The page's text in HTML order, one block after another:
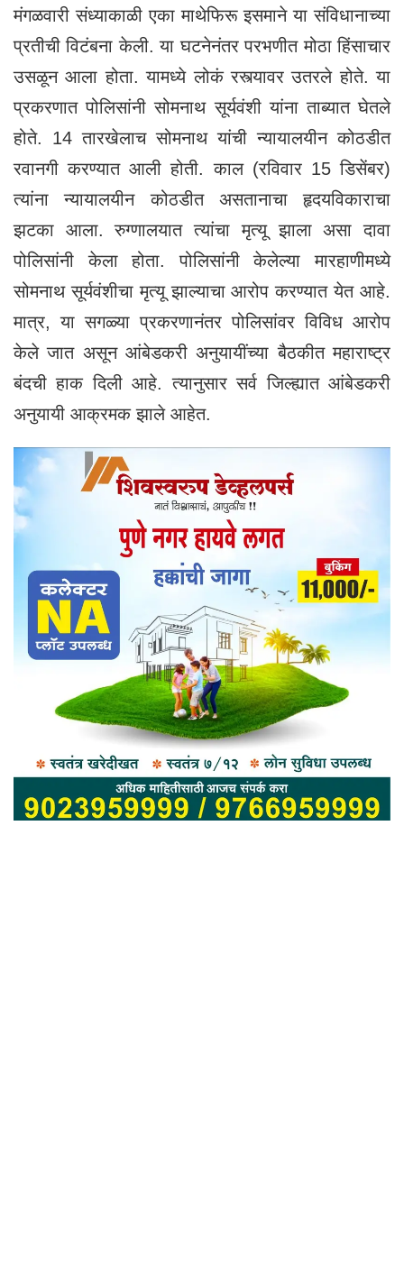
मंगळवारी संध्याकाळी एका माथेफिरू इसमाने या संविधानाच्या
प्रतीची विटंबना केली. या घटनेनंतर परभणीत मोठा हिंसाचार
उसळून आला होता. यामध्ये लोकं रस्त्यावर उतरले होते. या
प्रकरणात पोलिसांनी सोमनाथ सूर्यवंशी यांना ताब्यात घेतले
होते. 14 तारखेलाच सोमनाथ यांची न्यायालयीन कोठडीत
रवानगी करण्यात आली होती. काल (रविवार 15 डिसेंबर)
त्यांना न्यायालयीन कोठडीत असतानाचा हृदयविकाराचा
झटका आला. रुग्णालयात त्यांचा मृत्यू झाला असा दावा
पोलिसांनी केला होता. पोलिसांनी केलेल्या मारहाणीमध्ये
सोमनाथ सूर्यवंशीचा मृत्यू झाल्याचा आरोप करण्यात येत आहे.
मात्र, या सगळ्या प्रकरणानंतर पोलिसांवर विविध आरोप
केले जात असून आंबेडकरी अनुयायींच्या बैठकीत महाराष्ट्र
बंदची हाक दिली आहे. त्यानुसार सर्व जिल्ह्यात आंबेडकरी
अनुयायी आक्रमक झाले आहेत.